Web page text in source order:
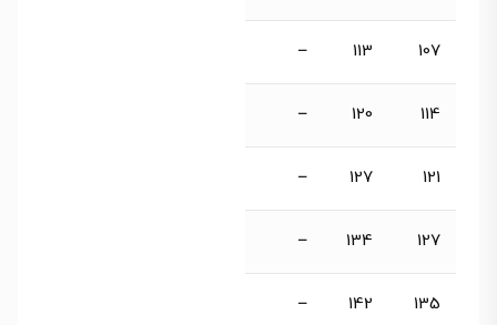
107
113
–
114
120
–
121
127
–
127
134
–
135
142
–